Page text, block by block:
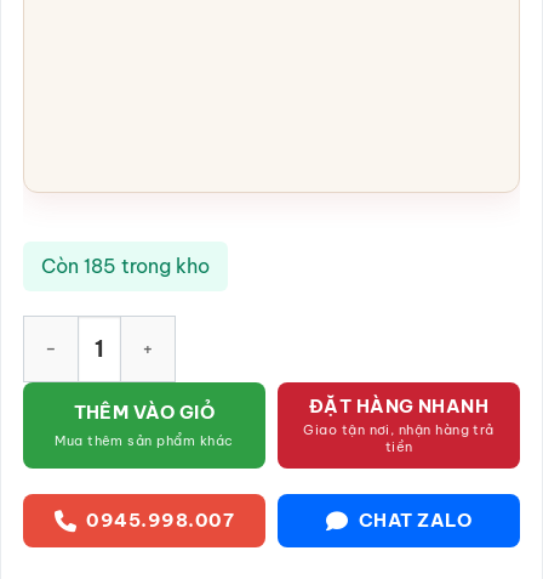
Còn 185 trong kho
THÊM VÀO GIỎ
Mua thêm sản phẩm khác
ĐẶT HÀNG NHANH
Giao tận nơi, nhận hàng trả
tiền
0945.998.007 CHAT ZALO